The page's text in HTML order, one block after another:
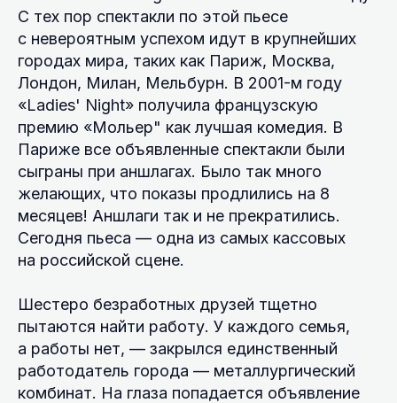
С тех пор спектакли по этой пьесе
с невероятным успехом идут в крупнейших
городах мира, таких как Париж, Москва,
Лондон, Милан, Мельбурн. В 2001-м году
«Ladies' Night» получила французскую
премию «Мольер" как лучшая комедия. В
Париже все объявленные спектакли были
сыграны при аншлагах. Было так много
желающих, что показы продлились на 8
месяцев! Аншлаги так и не прекратились.
Сегодня пьеса — одна из самых кассовых
на российской сцене.
Шестеро безработных друзей тщетно
пытаются найти работу. У каждого семья,
а работы нет, — закрылся единственный
работодатель города — металлургический
комбинат. На глаза попадается объявление